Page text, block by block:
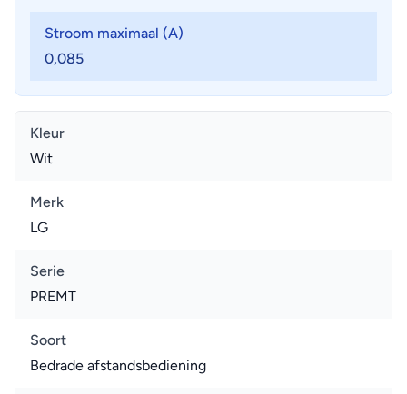
Stroom maximaal (A)
0,085
Kleur
Wit
Merk
LG
Serie
PREMT
Soort
Bedrade afstandsbediening